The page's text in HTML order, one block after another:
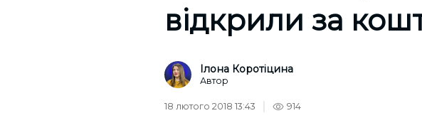
відкрили за
Ілона Коротіцина
Автор
18 лютого 2018 13:43 914